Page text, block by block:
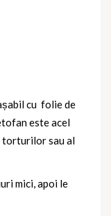
cu folie de
este acel
torturilor sau al
mici, apoi le